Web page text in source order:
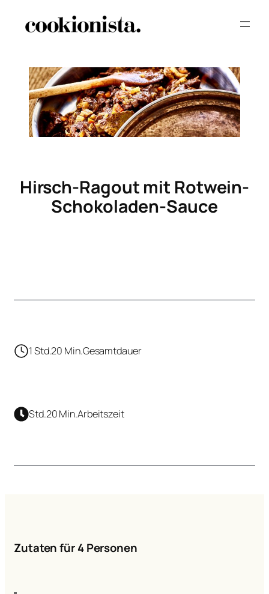
Hirsch-Ragout mit Rotwein-
Schokoladen-Sauce
1 Std.20 Min.Gesamtdauer
Std.20 Min.Arbeitszeit
Zutaten für 4 Personen